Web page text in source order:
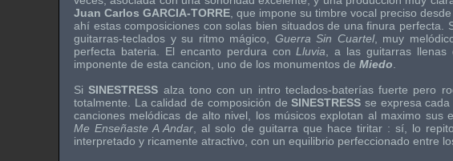
Juan Carlos GARCIA-TORRE que impone su timbre vocal preciso desde
ahí estas composiciones con solas bien situados de una finura perfecta.
guitarras-teclados y su ritmo mágico,
Guerra Sin Cuartel, muy
perfecta bateria. El encanto perdura con Lluvia ,a las guitarras llenas
imponente de esta cancion, uno de los monumentos de Miedo
Si SINESTRESS alza tono con un intro teclados-baterías fuerte pero
totalmente. La calidad de composición de SINESTRESS se expresa
canciones melódicas de alto nivel, los músicos explotan al maximo sus
Me Enseñaste A Andar ,al solo de guitarra que hace tiritar : sí, lo
interpretado y ricamente atractivo, con un equilibrio perfeccionado entre